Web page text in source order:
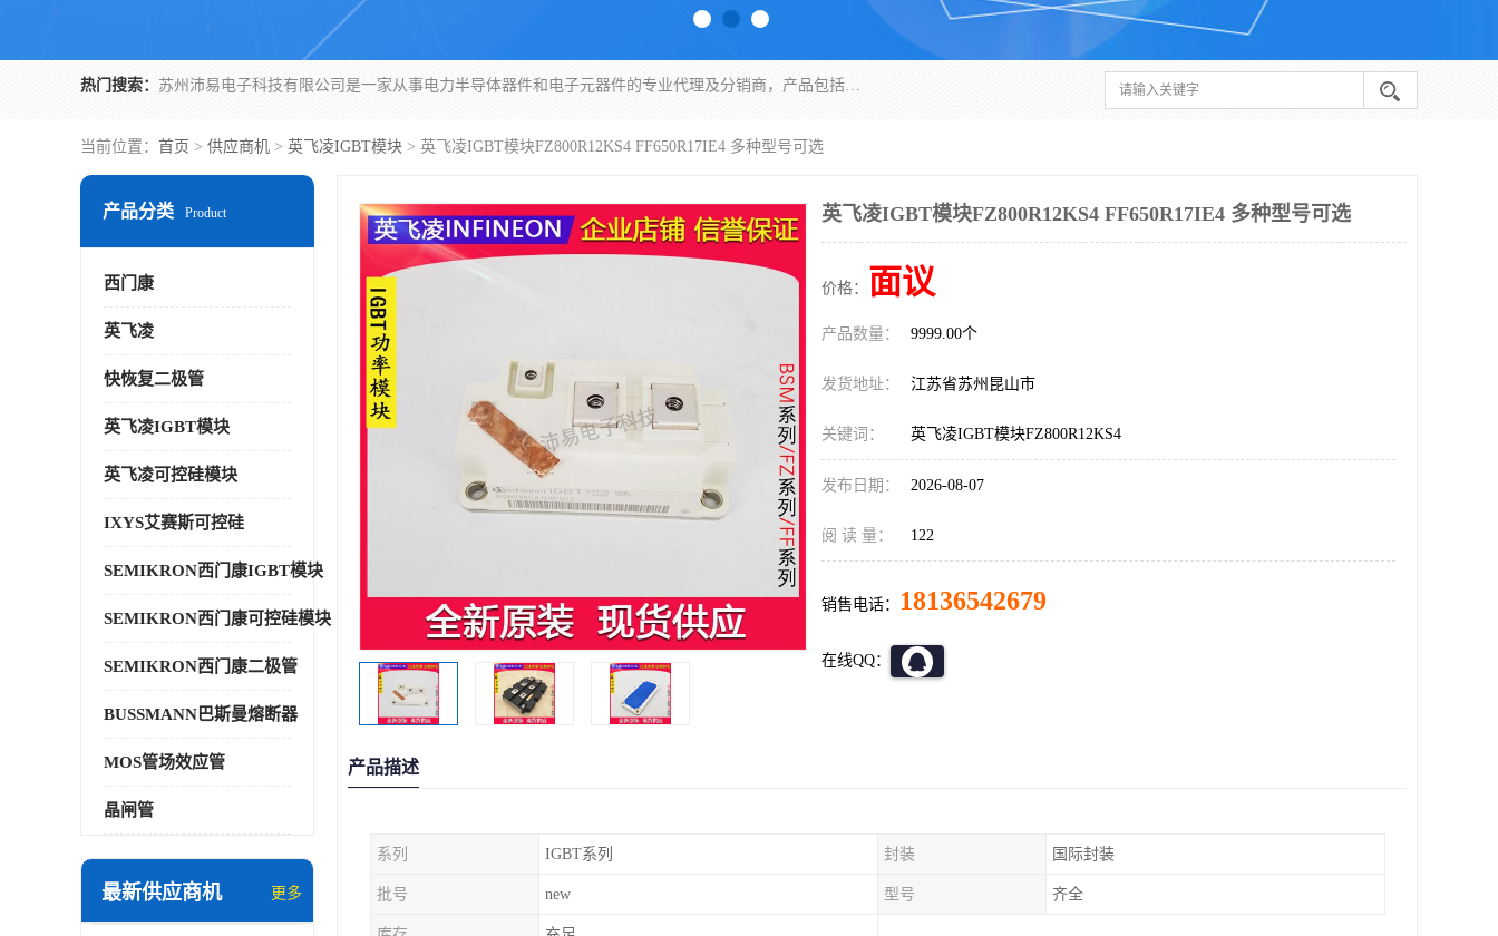
热门搜索： 苏州沛易电子科技有限公司是一家从事电力半导体器件和电子元器件的专业代理及分销商，产品包括：IGBT模块、IPM模块、PIM模块、二极管、三极管、可控硅、整流桥、IGBT单管、IGBT电路驱动板、GTR达林顿模块、快恢复二极管、肖特基二极管、熔断器、IC集成电路、快速熔断器等。
当前位置： 首页 > 供应商机 > 英飞凌IGBT模块 > 英飞凌IGBT模块FZ800R12KS4 FF650R17IE4 多种型号可选
产品分类 Product
西门康
英飞凌
快恢复二极管
英飞凌IGBT模块
英飞凌可控硅模块
IXYS艾赛斯可控硅
SEMIKRON西门康IGBT模块
SEMIKRON西门康可控硅模块
SEMIKRON西门康二极管
BUSSMANN巴斯曼熔断器
MOS管场效应管
晶闸管
最新供应商机 更多
英飞凌IGBT模块FZ800R12KS4 FF650R17IE4 多种型号可选
价格： 面议
产品数量： 9999.00个
发货地址： 江苏省苏州昆山市
关键词： 英飞凌IGBT模块FZ800R12KS4
发布日期： 2026-08-07
阅 读 量： 122
销售电话： 18136542679
在线QQ：
产品描述
系列 IGBT系列 封装 国际封装
批号 new 型号 齐全